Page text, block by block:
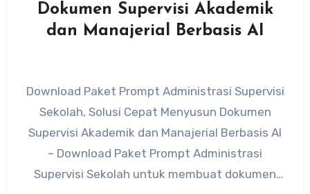
Dokumen Supervisi Akademik
dan Manajerial Berbasis AI
Download Paket Prompt Administrasi Supervisi
Sekolah, Solusi Cepat Menyusun Dokumen
Supervisi Akademik dan Manajerial Berbasis AI
– Download Paket Prompt Administrasi
Supervisi Sekolah untuk membuat dokumen